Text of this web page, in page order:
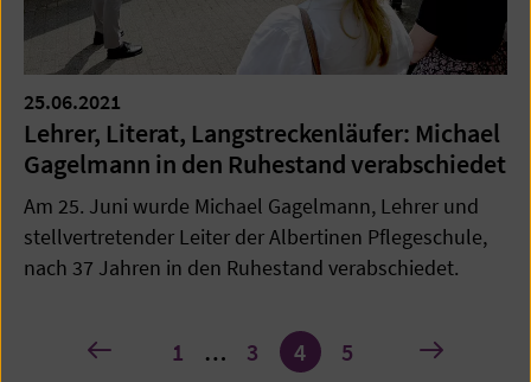
25.06.2021
Lehrer, Literat, Langstreckenläufer: Michael
Gagelmann in den Ruhestand verabschiedet
Am 25. Juni wurde Michael Gagelmann, Lehrer und
stellvertretender Leiter der Albertinen Pflegeschule,
nach 37 Jahren in den Ruhestand verabschiedet.
Seitevorherige
1 … 3 4 5 nächste